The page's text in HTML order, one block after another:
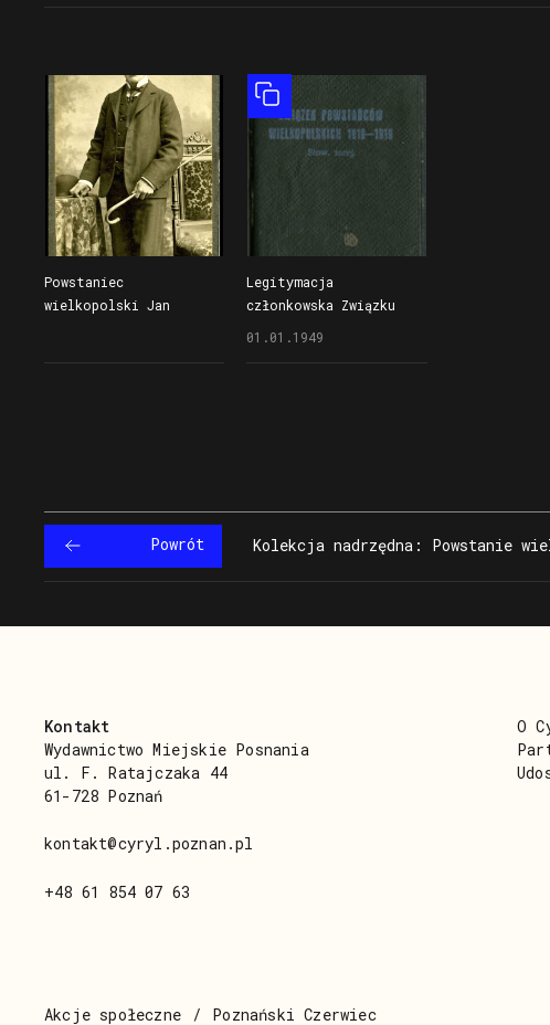
miejsce
Powstaniec
wielkopolski Jan
Legitymacja
członkowska Związku
01.01.1949
Powrót Kolekcja nadrzędna: Powstanie
Kontakt
Wydawnictwo Miejskie Posnania
ul. F. Ratajczaka 44
61-728 Poznań
kontakt@cyryl.poznan.pl
+48 61 854 07 63
O
Akcje społeczne Poznański Czerwiec